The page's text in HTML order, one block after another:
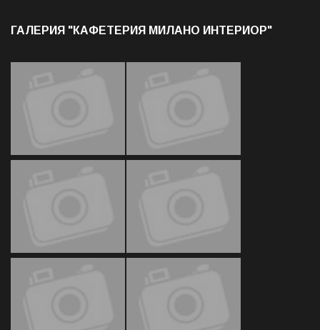
ГАЛЕРИЯ "КАФЕТЕРИЯ МИЛАНО ИНТЕРИОР"